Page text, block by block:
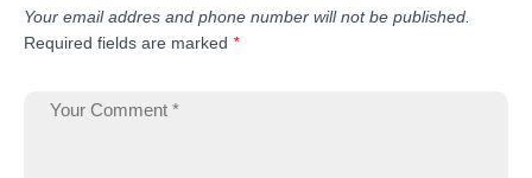
Your email addres and phone number will not be published.
Required fields are marked *